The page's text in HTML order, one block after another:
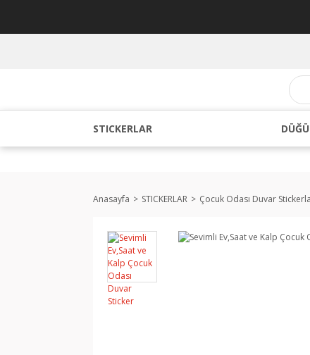
STICKERLAR
Anasayfa STICKERLAR Çocuk Odası Duvar